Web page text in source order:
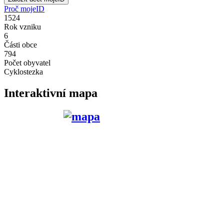
Proč mojeID
1524
Rok vzniku
6
Části obce
794
Počet obyvatel
Cyklostezka
Interaktivní mapa